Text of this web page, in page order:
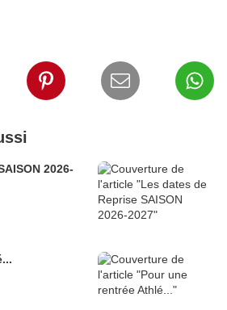
2026-